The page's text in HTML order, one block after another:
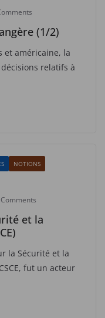
(1/2)
et américaine, la
relatifs à
NOTIONS
et la
la Sécurité et la
fut un acteur